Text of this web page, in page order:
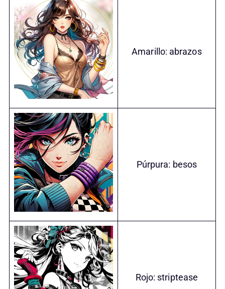
Amarillo: abrazos
Púrpura: besos
Rojo: striptease